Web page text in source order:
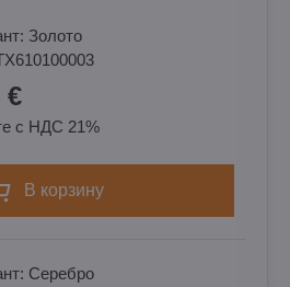
Золотo
€
с НДС 21%
в корзину
Cеребро